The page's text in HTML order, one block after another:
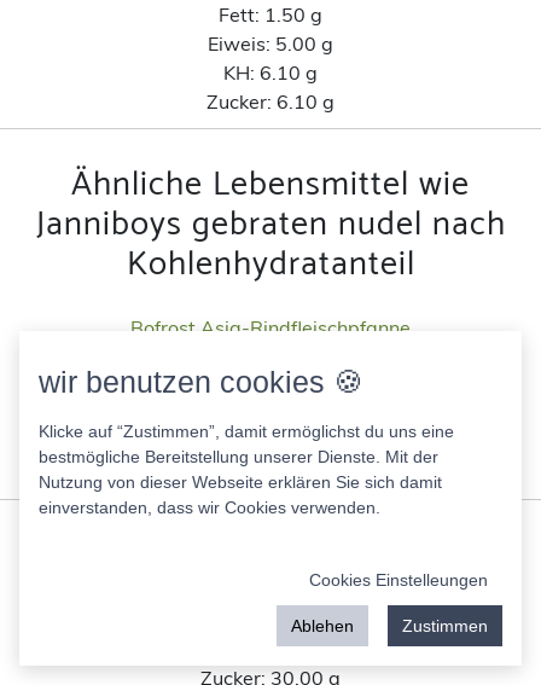
Fett: 1.50 g
Eiweis: 5.00 g
KH: 6.10 g
Zucker: 6.10 g
Ähnliche Lebensmittel wie
Janniboys gebraten nudel nach
Kohlenhydratanteil
Bofrost Asia-Rindfleischpfanne
Fett:2.80 g
KH:13.40 g
Zucker:
3.20 g
24.00 g
5.00 g
45.00 g
Zucker: 30.00 g
wir benutzen cookies 🍪
Klicke auf “Zustimmen”, damit ermöglichst du uns eine
bestmögliche Bereitstellung unserer Dienste. Mit der
Nutzung von dieser Webseite erklären Sie sich damit
einverstanden, dass wir Cookies verwenden.
Cookies Einstelleungen
Ablehen Zustimmen